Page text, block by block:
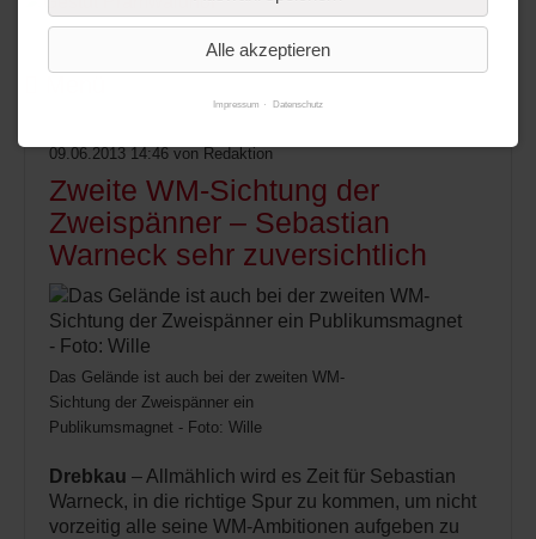
09.06.2013 14:46 von Redaktion
Zweite WM-Sichtung der
Zweispänner – Sebastian
Warneck sehr zuversichtlich
Das Gelände ist auch bei der zweiten WM-
Sichtung der Zweispänner ein
Publikumsmagnet - Foto: Wille
Drebkau – Allmählich wird es Zeit für Sebastian
Warneck, in die richtige Spur zu kommen, um nicht
vorzeitig alle seine WM-Ambitionen aufgeben zu
Alle akzeptieren
Impressum Datenschutz